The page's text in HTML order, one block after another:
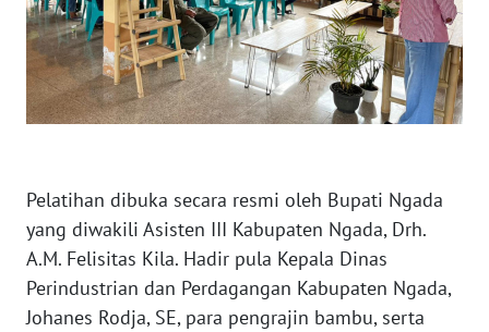
Pelatihan dibuka secara resmi oleh Bupati Ngada
yang diwakili Asisten III Kabupaten Ngada, Drh.
A.M. Felisitas Kila. Hadir pula Kepala Dinas
Perindustrian dan Perdagangan Kabupaten Ngada,
Johanes Rodja, SE, para pengrajin bambu, serta
RIAU
WN
SERAMBI
WN
SULTRA
WN